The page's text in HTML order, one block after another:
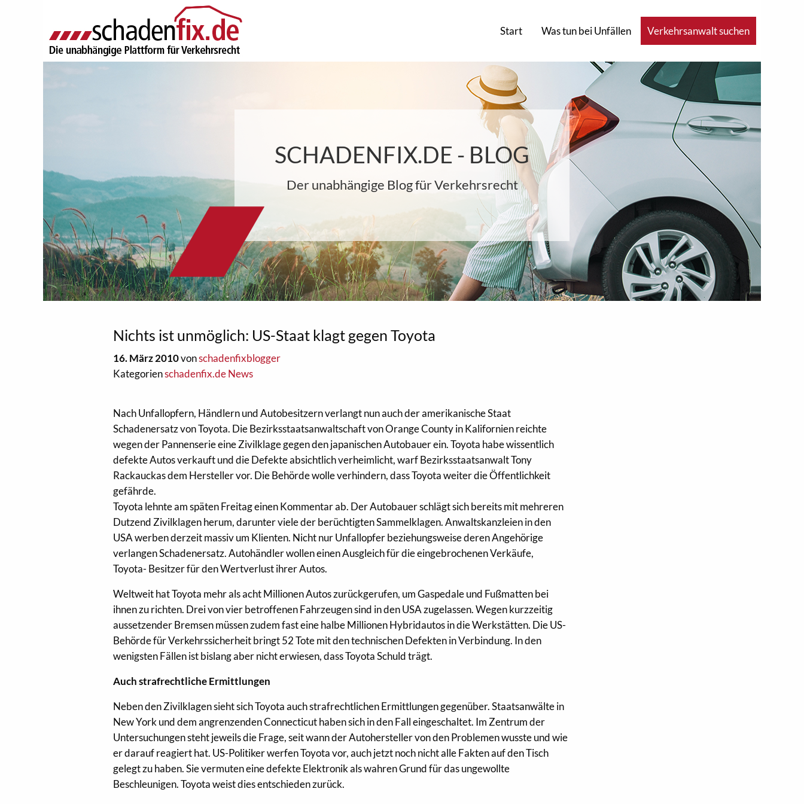
Start Was tun bei Unfällen Verkehrsanwalt suchen
SCHADENFIX.DE - BLOG
Der unabhängige Blog für Verkehrsrecht
Nichts ist unmöglich: US-Staat klagt gegen Toyota
16. März 2010vonschadenfixblogger
Kategorienschadenfix.de News
Nach Unfallopfern, Händlern und Autobesitzern verlangt nun auch der amerikanische Staat
Schadenersatz von Toyota. Die Bezirksstaatsanwaltschaft von Orange County in Kalifornien reichte
wegen der Pannenserie eine Zivilklage gegen den japanischen Autobauer ein. Toyota habe wissentlich
defekte Autos verkauft und die Defekte absichtlich verheimlicht, warf Bezirksstaatsanwalt Tony
Rackauckas dem Hersteller vor. Die Behörde wolle verhindern, dass Toyota weiter die Öffentlichkeit
gefährde.
Toyota lehnte am späten Freitag einen Kommentar ab. Der Autobauer schlägt sich bereits mit mehreren
Dutzend Zivilklagen herum, darunter viele der berüchtigten Sammelklagen. Anwaltskanzleien in den
USA werben derzeit massiv um Klienten. Nicht nur Unfallopfer beziehungsweise deren Angehörige
verlangen Schadenersatz. Autohändler wollen einen Ausgleich für die eingebrochenen Verkäufe,
Toyota- Besitzer für den Wertverlust ihrer Autos.
Weltweit hat Toyota mehr als acht Millionen Autos zurückgerufen, um Gaspedale und Fußmatten bei
ihnen zu richten. Drei von vier betroffenen Fahrzeugen sind in den USA zugelassen. Wegen kurzzeitig
aussetzender Bremsen müssen zudem fast eine halbe Millionen Hybridautos in die Werkstätten. Die US-
Behörde für Verkehrssicherheit bringt 52 Tote mit den technischen Defekten in Verbindung. In den
wenigsten Fällen ist bislang aber nicht erwiesen, dass Toyota Schuld trägt.
Auch strafrechtliche Ermittlungen
Neben den Zivilklagen sieht sich Toyota auch strafrechtlichen Ermittlungen gegenüber. Staatsanwälte in
New York und dem angrenzenden Connecticut haben sich in den Fall eingeschaltet. Im Zentrum der
Untersuchungen steht jeweils die Frage, seit wann der Autohersteller von den Problemen wusste und wie
er darauf reagiert hat. US-Politiker werfen Toyota vor, auch jetzt noch nicht alle Fakten auf den Tisch
gelegt zu haben. Sie vermuten eine defekte Elektronik als wahren Grund für das ungewollte
Beschleunigen. Toyota weist dies entschieden zurück.